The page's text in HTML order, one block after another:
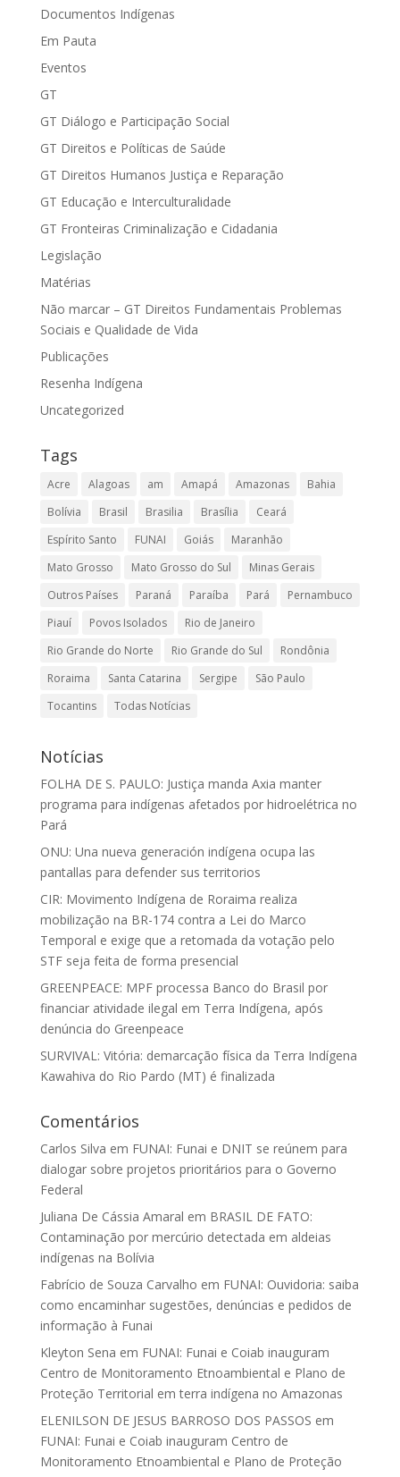
Documentos Indígenas
Em Pauta
Eventos
GT
GT Diálogo e Participação Social
GT Direitos e Políticas de Saúde
GT Direitos Humanos Justiça e Reparação
GT Educação e Interculturalidade
GT Fronteiras Criminalização e Cidadania
Legislação
Matérias
Não marcar – GT Direitos Fundamentais Problemas
Sociais e Qualidade de Vida
Publicações
Resenha Indígena
Uncategorized
Tags
Acre Alagoas am Amapá Amazonas
Bahia
Bolívia
Brasil Brasilia Brasília
Ceará
Espírito Santo
FUNAI Goiás
Maranhão
Mato Grosso
Mato Grosso do Sul
Minas Gerais
Outros Países
Paraná Paraíba Pará
Pernambuco
Piauí
Povos Isolados
Rio de Janeiro
Rio Grande do Norte
Rio Grande do Sul
Rondônia
Roraima
Santa Catarina Sergipe
São Paulo
Tocantins
Todas Notícias
Notícias
FOLHA DE S. PAULO: Justiça manda Axia manter
programa para indígenas afetados por hidroelétrica no
Pará
ONU: Una nueva generación indígena ocupa las
pantallas para defender sus territorios
CIR: Movimento Indígena de Roraima realiza
mobilização na BR-174 contra a Lei do Marco
Temporal e exige que a retomada da votação pelo
STF seja feita de forma presencial
GREENPEACE: MPF processa Banco do Brasil por
financiar atividade ilegal em Terra Indígena, após
denúncia do Greenpeace
SURVIVAL: Vitória: demarcação física da Terra Indígena
Kawahiva do Rio Pardo (MT) é finalizada
Comentários
Carlos Silva em FUNAI: Funai e DNIT se reúnem para
dialogar sobre projetos prioritários para o Governo
Federal
Juliana De Cássia Amaral em BRASIL DE FATO:
Contaminação por mercúrio detectada em aldeias
indígenas na Bolívia
Fabrício de Souza Carvalho em FUNAI: Ouvidoria: saiba
como encaminhar sugestões, denúncias e pedidos de
informação à Funai
Kleyton Sena em FUNAI: Funai e Coiab inauguram
Centro de Monitoramento Etnoambiental e Plano de
Proteção Territorial em terra indígena no Amazonas
ELENILSON DE JESUS BARROSO DOS PASSOS em
FUNAI: Funai e Coiab inauguram Centro de
Monitoramento Etnoambiental e Plano de Proteção